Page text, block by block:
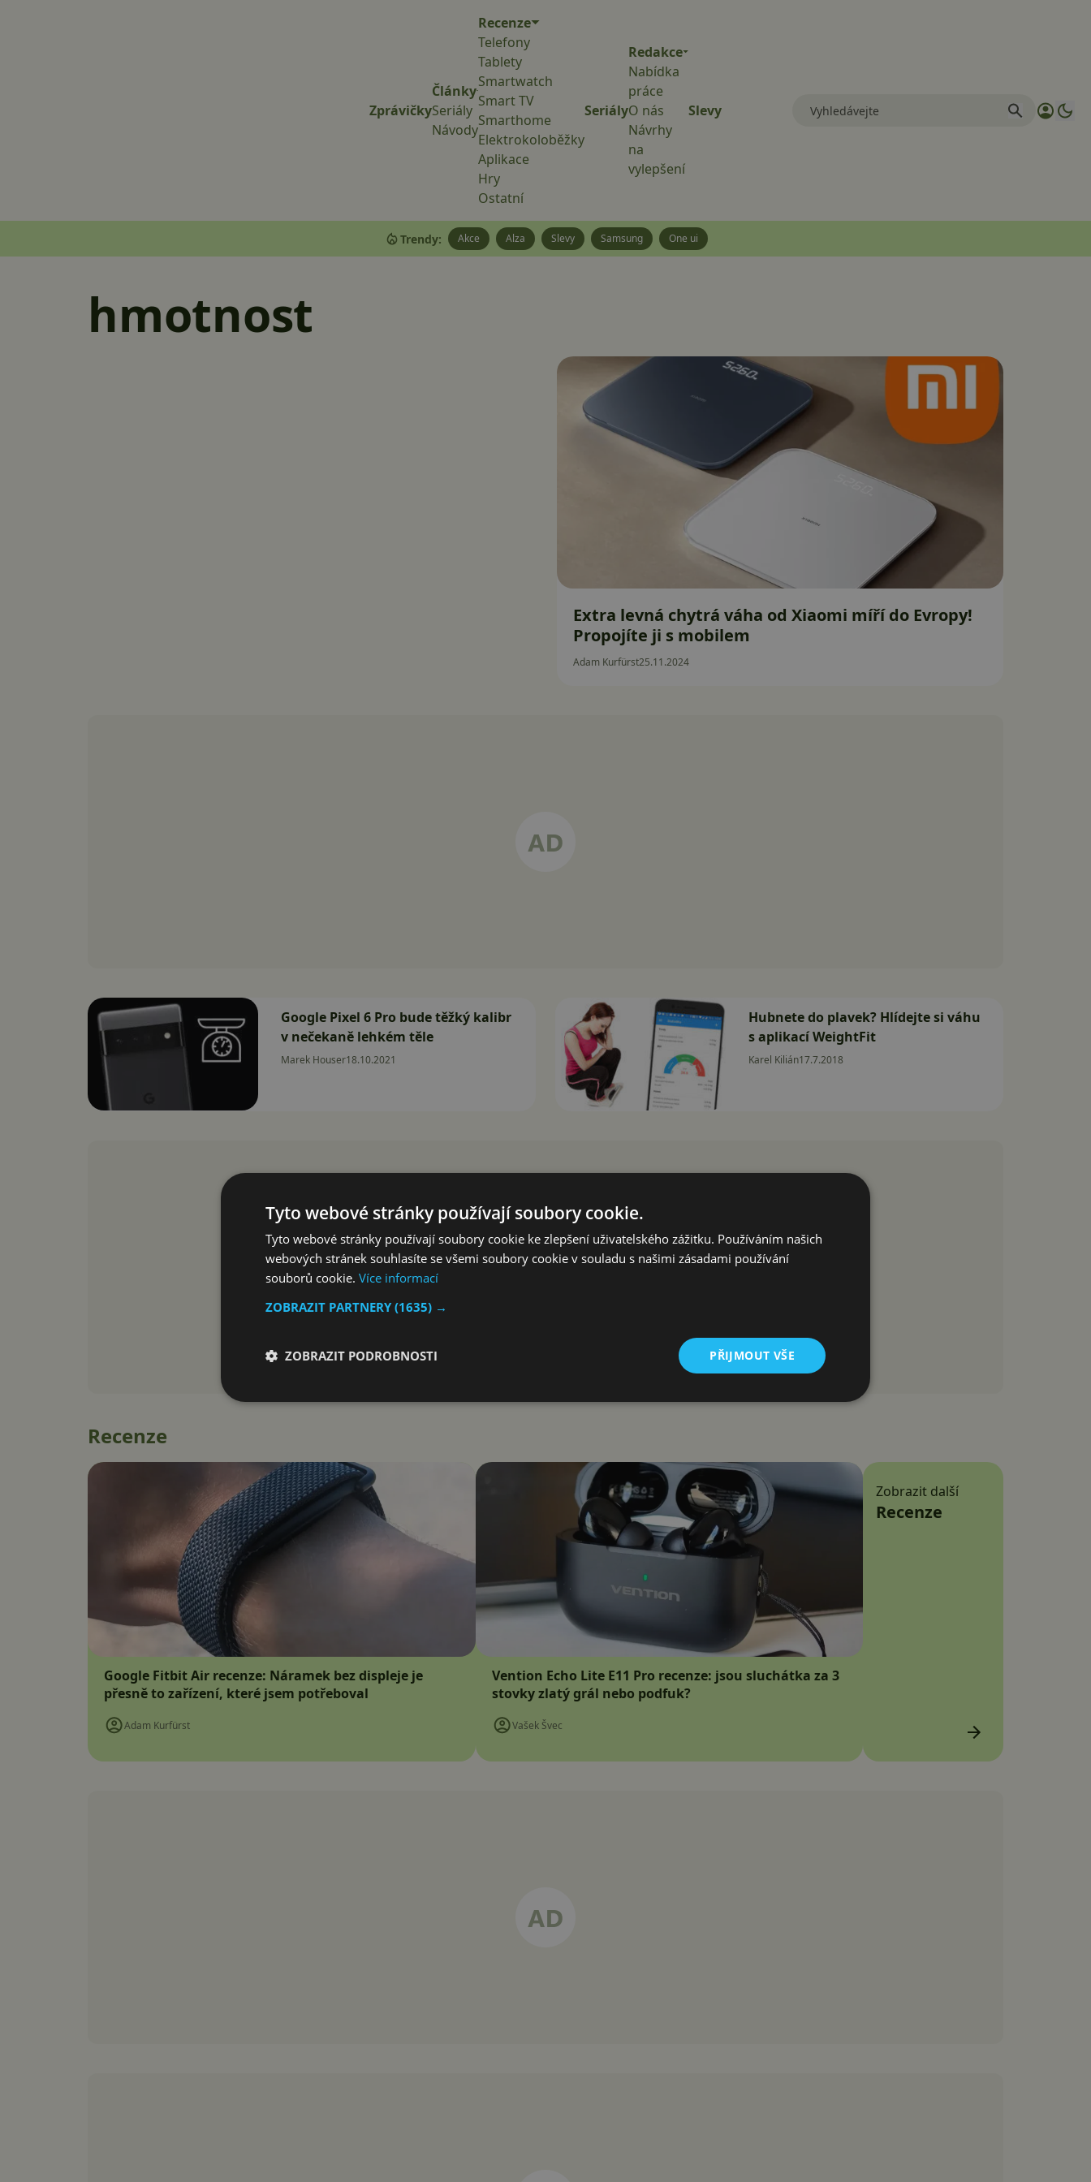
Zprávičky
Články
Seriály
Návody
Recenze
Telefony
Tablety
Smartwatch
Smart TV
Smarthome
Elektrokoloběžky
Aplikace
Hry
Ostatní
Seriály
Redakce
Nabídka
práce
O nás
Návrhy
na
vylepšení
Slevy
Trendy: Akce Alza Slevy Samsung One ui
hmotnost
Extra levná chytrá váha od Xiaomi míří do Evropy!
Propojíte ji s mobilem
Adam Kurfürst25.11.2024
Google Pixel 6 Pro bude těžký kalibr
v nečekaně lehkém těle
Marek Houser18.10.2021
Hubnete do plavek? Hlídejte si váhu
s aplikací WeightFit
Karel Kilián17.7.2018
Recenze
Google Fitbit Air recenze: Náramek bez displeje je
přesně to zařízení, které jsem potřeboval
Adam Kurfürst
Vention Echo Lite E11 Pro recenze: jsou sluchátka za 3
stovky zlatý grál nebo podfuk?
Vašek Švec
Zobrazit další
Recenze
Tyto webové stránky používají soubory cookie.
Tyto webové stránky používají soubory cookie ke zlepšení uživatelského zážitku. Používáním našich
webových stránek souhlasíte se všemi soubory cookie v souladu s našimi zásadami používání
souborů cookie. Více informací
ZOBRAZIT PARTNERY(1635) →
PŘIJMOUT VŠE
ZOBRAZIT PODROBNOSTI